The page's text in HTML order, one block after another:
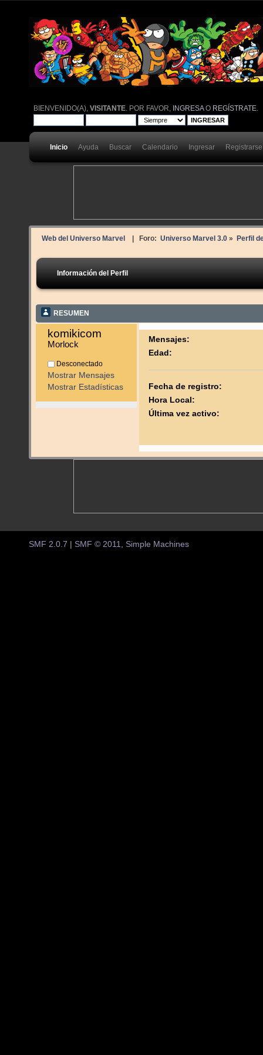
BIENVENIDO(A),VISITANTE . POR FAVOR, INGRESAO REGÍSTRATE
Inicio Ayuda Buscar Calendario Ingresar Registrarse
Web del Universo Marvel | Foro: Universo Marvel 3.0» Perfil
Información del Perfil
RESUMEN
komikicom
Morlock
Desconectado
Mostrar Mensajes
Mostrar Estadísticas
Mensajes:
Edad:
Fecha de registro:
Hora Local:
Última vez activo:
SMF 2.0.7 SMF © 2011, Simple Machines